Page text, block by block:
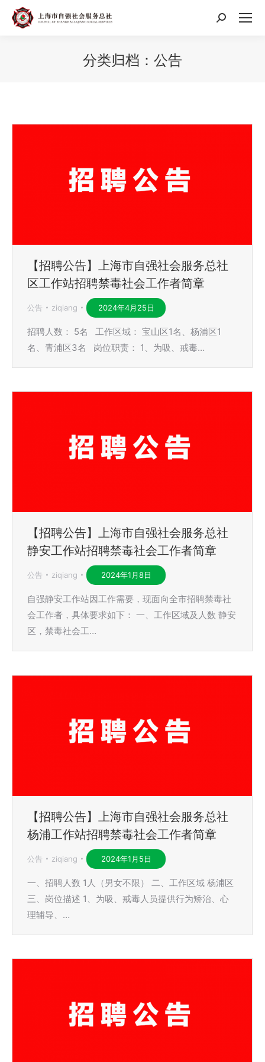
搜
分类归档： 公告
【招聘公告】上海市自强社会服务总社
区工作站招聘禁毒社会工作者简章
公告 ziqiang 2024年4月25日
招聘人数： 5名 工作区域： 宝山区1名、杨浦区1
名、青浦区3名 岗位职责： 1、为吸、戒毒…
【招聘公告】上海市自强社会服务总社
静安工作站招聘禁毒社会工作者简章
公告 ziqiang 2024年1月8日
自强静安工作站因工作需要，现面向全市招聘禁毒社
会工作者，具体要求如下： 一、工作区域及人数 静安
区，禁毒社会工…
【招聘公告】上海市自强社会服务总社
杨浦工作站招聘禁毒社会工作者简章
公告 ziqiang 2024年1月5日
一、招聘人数 1人（男女不限） 二、工作区域 杨浦区
三、岗位描述 1、为吸、戒毒人员提供行为矫治、心
理辅导、…